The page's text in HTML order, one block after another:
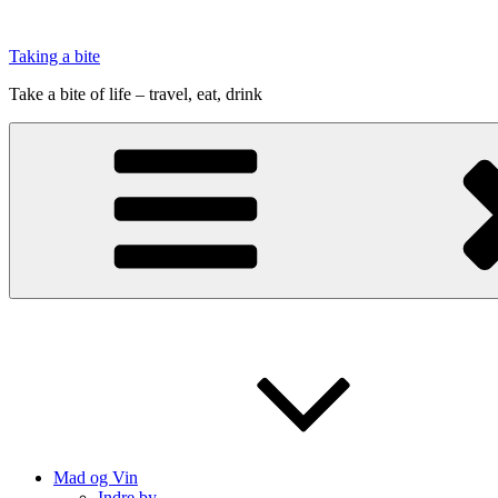
indhold
Taking a bite
Take a bite of life – travel, eat, drink
Mad og Vin